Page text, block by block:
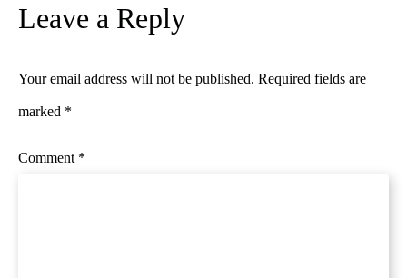
Leave a Reply
Your email address will not be published. Required fields are
marked *
Comment *